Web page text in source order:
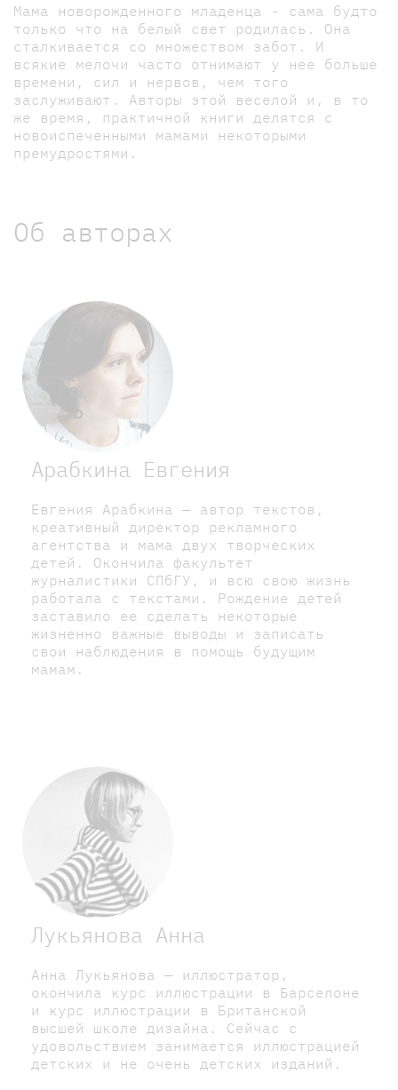
Мама новорожденного младенца - сама будто
только что на белый свет родилась. Она
сталкивается со множеством забот. И
всякие мелочи часто отнимают у нее больше
времени, сил и нервов, чем того
заслуживают. Авторы этой веселой и, в то
же время, практичной книги делятся с
новоиспеченными мамами некоторыми
премудростями.
Об авторах
Арабкина Евгения
Евгения Арабкина — автор текстов,
креативный директор рекламного
агентства и мама двух творческих
детей. Окончила факультет
журналистики СПбГУ, и всю свою жизнь
работала с текстами. Рождение детей
заставило ее сделать некоторые
жизненно важные выводы и записать
свои наблюдения в помощь будущим
мамам.
Лукьянова Анна
Анна Лукьянова — иллюстратор,
окончила курс иллюстрации в Барселоне
и курс иллюстрации в Британской
высшей школе дизайна. Сейчас с
удовольствием занимается иллюстрацией
детских и не очень детских изданий.